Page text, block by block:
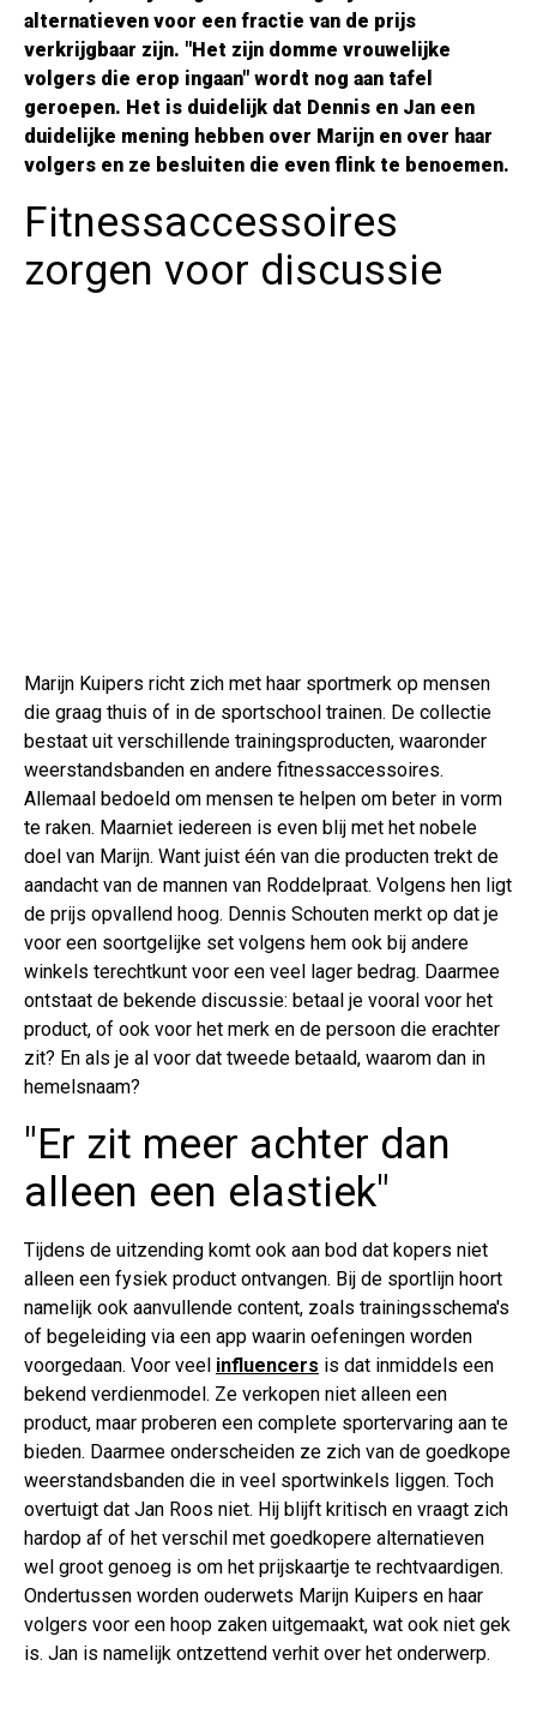
alternatieven voor een fractie van de prijs
verkrijgbaar zijn. "Het zijn domme vrouwelijke
volgers die erop ingaan" wordt nog aan tafel
geroepen. Het is duidelijk dat Dennis en Jan een
duidelijke mening hebben over Marijn en over haar
volgers en ze besluiten die even flink te benoemen.
Fitnessaccessoires
zorgen voor discussie
Marijn Kuipers richt zich met haar sportmerk op mensen
die graag thuis of in de sportschool trainen. De collectie
bestaat uit verschillende trainingsproducten, waaronder
weerstandsbanden en andere fitnessaccessoires.
Allemaal bedoeld om mensen te helpen om beter in vorm
te raken. Maarniet iedereen is even blij met het nobele
doel van Marijn. Want juist één van die producten trekt de
aandacht van de mannen van Roddelpraat. Volgens hen ligt
de prijs opvallend hoog. Dennis Schouten merkt op dat je
voor een soortgelijke set volgens hem ook bij andere
winkels terechtkunt voor een veel lager bedrag. Daarmee
ontstaat de bekende discussie: betaal je vooral voor het
product, of ook voor het merk en de persoon die erachter
zit? En als je al voor dat tweede betaald, waarom dan in
hemelsnaam?
"Er zit meer achter dan
alleen een elastiek"
Tijdens de uitzending komt ook aan bod dat kopers niet
alleen een fysiek product ontvangen. Bij de sportlijn hoort
namelijk ook aanvullende content, zoals trainingsschema's
of begeleiding via een app waarin oefeningen worden
voorgedaan. Voor veel influencers is dat inmiddels een
bekend verdienmodel. Ze verkopen niet alleen een
product, maar proberen een complete sportervaring aan te
bieden. Daarmee onderscheiden ze zich van de goedkope
weerstandsbanden die in veel sportwinkels liggen. Toch
overtuigt dat Jan Roos niet. Hij blijft kritisch en vraagt zich
hardop af of het verschil met goedkopere alternatieven
wel groot genoeg is om het prijskaartje te rechtvaardigen.
Ondertussen worden ouderwets Marijn Kuipers en haar
volgers voor een hoop zaken uitgemaakt, wat ook niet gek
is. Jan is namelijk ontzettend verhit over het onderwerp.